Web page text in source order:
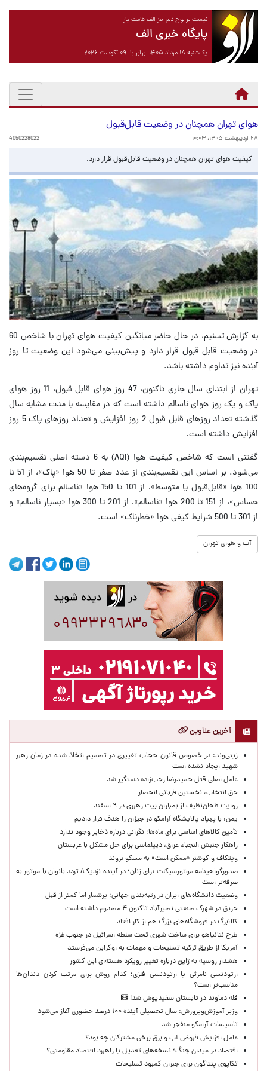
نیست بر لوح دلم جز الف قامت یار
پایگاه خبری الف
یک‌شنبه ۱۸ مرداد ۱۴۰۵ برابر با ۰۹ آگوست ۲۰۲۶
هوای تهران همچنان در وضعیت قابل‌قبول
۲۸ اردیبهشت ۱۴۰۵، ۱۰:۰۳ 4050228022
کیفیت هوای تهران همچنان در وضعیت قابل‌قبول قرار دارد.
به گزارش تسنیم، در حال حاضر میانگین کیفیت هوای تهران با شاخص 60
در وضعیت قابل قبول قرار دارد و پیش‌بینی می‌شود این وضعیت تا روز
آینده نیز تداوم داشته باشد.
تهران از ابتدای سال جاری تاکنون، 47 روز هوای قابل قبول، 11 روز هوای
پاک و یک روز هوای ناسالم داشته است که در مقایسه با مدت مشابه سال
گذشته تعداد روزهای قابل قبول 2 روز افزایش و تعداد روزهای پاک 5 روز
افزایش داشته است.
گفتنی است که شاخص کیفیت هوا (AQI) به 6 دسته اصلی تقسیم‌بندی
می‌شود. بر اساس این تقسیم‌بندی از عدد صفر تا 50 هوا «پاک»، از 51 تا
100 هوا «قابل‌قبول یا متوسط»، از 101 تا 150 هوا «ناسالم برای گروه‌های
حساس»، از 151 تا 200 هوا «ناسالم»، از 201 تا 300 هوا «بسیار ناسالم» و
از 301 تا 500 شرایط کیفی هوا «خطرناک» است.
آب و هوای تهران
آخرین عناوین
زینی‌وند: در خصوص قانون حجاب تغییری در تصمیم اتخاذ شده در زمان رهبر
شهید ایجاد نشده است
عامل اصلی قتل حمیدرضا رجب‌زاده دستگیر شد
حق انتخاب، نخستین قربانی انحصار
روایت طحان‌نظیف از بمباران بیت رهبری در ۹ اسفند
یمن: با پهپاد پالایشگاه آرامکو در جیزان را هدف قرار دادیم
تأمین کالاهای اساسی برای ماه‌ها؛ نگرانی درباره ذخایر وجود ندارد
راهکار جنبش النجباء عراق، دیپلماسی برای حل مشکل با عربستان
ویتکاف و کوشنر «ممکن است» به مسکو بروند
صدورگواهینامه موتورسیکلت برای زنان؛ در آینده نزدیک/ تردد بانوان با موتور به‌
صرفه‌تر است
وضعیت دانشگاه‌های ایران در رتبه‌بندی جهانی؛ پرشمار اما کمتر از قبل
حریق در شهرک صنعتی نصیرآباد تاکنون ۴ مصدوم داشته است
کالابرگ در فروشگاه‌های بزرگ هم از کار افتاد
طرح نتانیاهو برای ساخت شهری تحت سلطه اسرائیل در جنوب غزه
آمریکا از طریق ترکیه تسلیحات و مهمات به اوکراین می‌فرستد
هشدار روسیه به ژاپن درباره تغییر رویکرد هسته‌ای این کشور
ارتودنسی نامرئی یا ارتودنسی فلزی؛ کدام روش برای مرتب کردن دندان‌ها
مناسب‌تر است؟
قله دماوند در تابستان سفیدپوش شد!
وزیر آموزش‌وپرورش: سال تحصیلی آینده ۱۰۰ درصد حضوری آغاز می‌شود
تاسیسات آرامکو منفجر شد
عامل افزایش قبوض آب و برق برخی مشترکان چه بود؟
اقتصاد در میدان جنگ؛ نسخه‌های تعدیل یا راهبرد اقتصاد مقاومتی؟
تکاپوی پنتاگون برای جبران کمبود تسلیحات